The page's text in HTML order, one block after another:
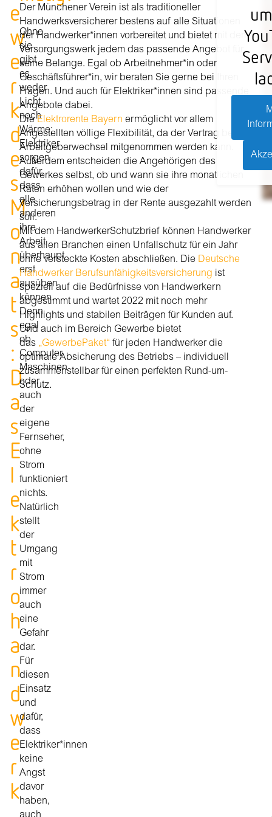
e
w
e
r
k
d
e
s
M
o
n
a
t
s
:
D
a
s
E
l
e
k
t
r
o
h
a
n
d
w
e
r
k
Ohne
sie
gibt
es
weder
Licht
noch
Wärme:
Elektriker
sorgen
dafür,
dass
alle
anderen
ihre
Arbeit
überhaupt
erst
ausüben
können.
Denn
egal
ob
Computer,
Maschinen
oder
auch
der
eigene
Fernseher,
ohne
Strom
funktioniert
nichts.
Natürlich
stellt
der
Umgang
mit
Strom
immer
auch
eine
Gefahr
dar.
Für
diesen
Einsatz
und
dafür,
dass
Elektriker*innen
keine
Angst
davor
haben,
Der Münchener Verein ist als traditioneller
Handwerksversicherer bestens auf alle Situationen
der Handwerker*innen vorbereitet und bietet mit dem
Versorgungswerk jedem das passende Angebot für
seine Belange. Egal ob Arbeitnehmer*in oder
Geschäftsführer*in, wir beraten Sie gerne bei Ihren
Fragen. Und auch für Elektriker*innen sind passende
Angebote dabei.
DieElektrorente Bayern ermöglicht vor allem
Angestellten völlige Flexibilität, da der Vertrag bei
Arbeitgeberwechsel mitgenommen werden kann.
Außerdem entscheiden die Angehörigen des
Gewerkes selbst, ob und wann sie ihre monatlichen
Raten erhöhen wollen und wie der
Versicherungsbetrag in der Rente ausgezahlt werden
soll.
Mit dem HandwerkerSchutzbrief können Handwerker
aus allen Branchen einen Unfallschutz für ein Jahr
ohne versteckte Kosten abschließen. Die Deutsche
Handwerker Berufsunfähigkeitsversicherung ist
speziell auf die Bedürfnisse von Handwerkern
abgestimmt und wartet 2022 mit noch mehr
Highlights und stabilen Beiträgen für Kunden auf.
Und auch im Bereich Gewerbe bietet
das „GewerbePaket“ für jeden Handwerker die
optimale Absicherung des Betriebs – individuell
zusammenstellbar für einen perfekten Rund-um-
Schutz.